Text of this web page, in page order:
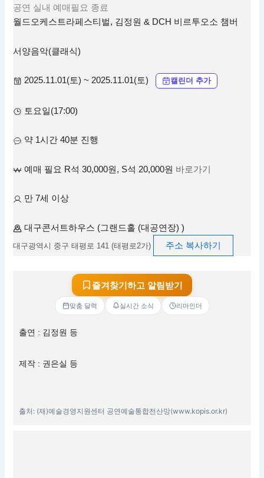
공연 실내 예매필요 종료
월드오케스트라페스티벌, 김정원 & DCH 비르투오소 챔버
서양음악(클래식)
2025.11.01(토) ~ 2025.11.01(토) 캘린더 추가
토요일(17:00)
약 1시간 40분 진행
예매 필요 R석 30,000원, S석 20,000원 바로가기
만 7세 이상
대구콘서트하우스 (그랜드홀 (대공연장) )
대구광역시 중구 태평로 141 (태평로2가) 주소 복사하기
즐겨찾기하고 알림받기
맞춤 달력 실시간 소식 리마인더
출연 : 김정원 등
제작 : 권은실 등
출처: (재)예술경영지원센터 공연예술통합전산망(www.kopis.or.kr)